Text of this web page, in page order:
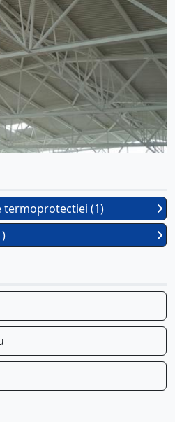
termoprotectiei (1)